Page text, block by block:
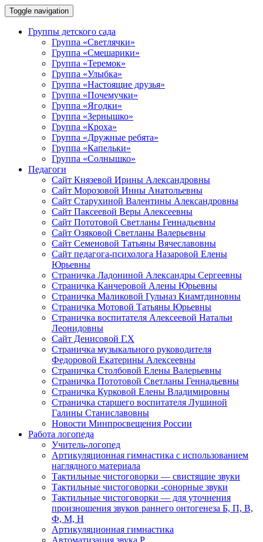
Toggle navigation
Группы детского сада
Группа «Светлячки»
Группа «Смешарики»
Группа «Теремок»
Группа «Улыбка»
Группа «Настоящие друзья»
Группа «Почемучки»
Группа «Ягодки»
Группа «Зернышко»
Группа «Кроха»
Группа «Дружные ребята»
Группа «Капельки»
Группа «Солнышко»
Педагоги
Сайт Князевой Ирины Александровны
Сайт Морозовой Инны Анатольевны
Сайт Старухиной Валентины Александровны
Сайт Паксеевой Веры Алексеевны
Сайт Пототовой Светланы Геннадьевны
Сайт Озяковой Светланы Валерьевны
Сайт Семеновой Татьяны Вячеславовны
Сайт педагога-психолога Назаровой Елены
Юрьевны
Страничка Ладониной Александры Сергеевны
Страничка Канчеровой Алены Юрьевны
Страничка Маликовой Гульназ Киамтдиновны
Страничка Мотовой Татьяны Юрьевны
Cтраничка воспитателя Алексеевой Натальи
Леонидовны
Сайт Денисовой Г.Х
Страничка музыкального руководителя
Федоровой Екатерины Алексеевны
Страничка Столбовой Елены Валерьевны
Страничка Пототовой Светланы Геннадьевны
Страничка Курковой Елены Владимировны
Страничка старшего воспитателя Лушиной
Галины Станиславовны
Новости Минпросвещения России
Работа логопеда
Учитель-логопед
Артикуляционная гимнастика с использованием
наглядного материала
Тактильные чистоговорки — свистящие звуки
Тактильные чистоговорки -сонорные звуки
Тактильные чистоговорки — для уточнения
произношения звуков раннего онтогенеза Б, П, В,
Ф, М, Н
Артикуляционная гимнастика
Автоматизация звука Р